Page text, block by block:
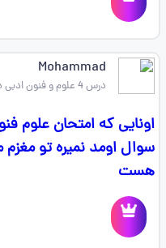
Mohammad
درس 4 علوم و فنون ادبی دهم
اونایی که امتحان علوم
سوال اومد نمیره تو
هست